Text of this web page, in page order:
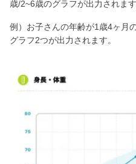
歳/2~6歳のグラフが出力されます
例）お子さんの年齢が1歳4ヶ月
グラフ2つが出力されます。